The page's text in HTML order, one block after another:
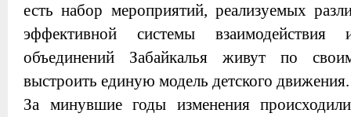
есть набор мероприятий, реализуемых
эффективной системы
объединений Забайкалья живут по
выстроить единую модель детского движения.
За минувшие годы изменения